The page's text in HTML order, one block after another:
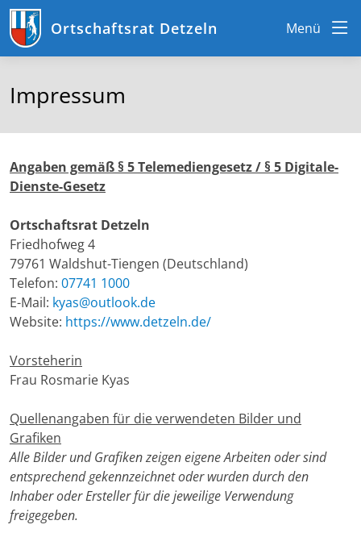
Ortschaftsrat Detzeln Menü
Impressum
Angaben gemäß § 5 Telemediengesetz / § 5 Digitale-
Dienste-Gesetz
Ortschaftsrat Detzeln
Friedhofweg 4
79761 Waldshut-Tiengen (Deutschland)
Telefon: 07741 1000
E-Mail: kyas@outlook.de
Website: https://www.detzeln.de/
Vorsteherin
Frau Rosmarie Kyas
Quellenangaben für die verwendeten Bilder und
Grafiken
Alle Bilder und Grafiken zeigen eigene Arbeiten oder sind
entsprechend gekennzeichnet oder wurden durch den
Inhaber oder Ersteller für die jeweilige Verwendung
freigegeben.